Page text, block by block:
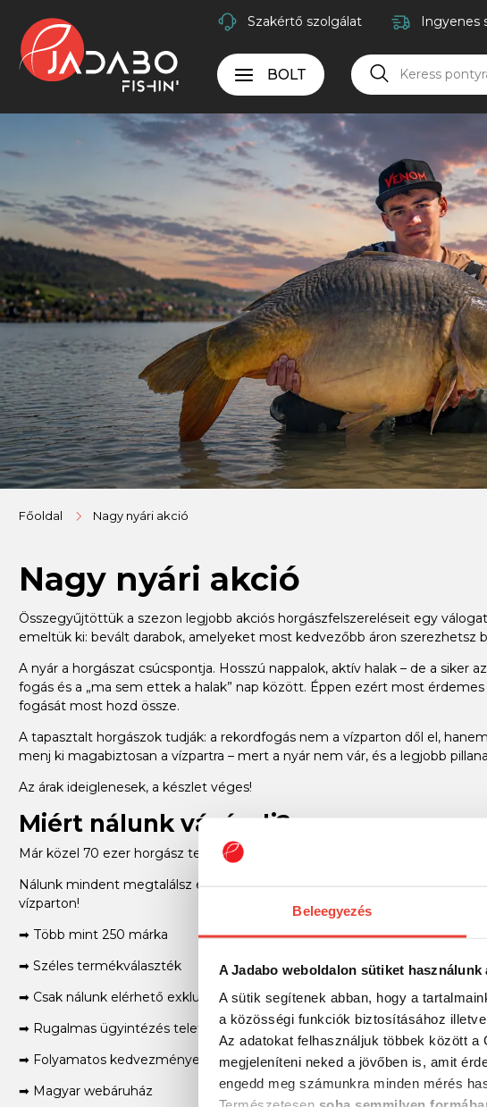
Beleegyezés
A Jadabo weboldalon sütiket
A sütik segítenek abban, hogy a
a közösségi funkciók biztosításához
Az adatokat felhasználjuk többek között a
megjeleníteni neked a jövőben is, amit
engedd meg számunkra minden mérés
Szakértő szolgálat Ingyenes
BOLT
Főoldal Nagy nyári akció
Nagy nyári akció
Összegyűjtöttük a szezon legjobb akciós horgászfelszereléseit egy
emeltük ki: bevált darabok, amelyeket most kedvezőbb áron szerezhetsz
A nyár a horgászat csúcspontja. Hosszú nappalok, aktív halak – de a
fogás és a „ma sem ettek a halak” nap között. Éppen ezért most
fogását most hozd össze.
A tapasztalt horgászok tudják: a rekordfogás nem a vízparton dől el,
menj ki magabiztosan a vízpartra – mert a nyár nem vár, és a legjobb
Az árak ideiglenesek, a készlet véges!
Miért nálunk vásárolj?
Már közel 70 ezer horgász termék a Jadabo webshopjában!
Nálunk mindent megtalálsz egy helyen: legyen szó feeder, pergető vagy
vízparton!
➡ Több mint 250 márka
➡ Széles termékválaszték
➡ Csak nálunk elérhető exkluzív termékek
➡ Rugalmas ügyintézés telefonon is
➡ Folyamatos kedvezmények, akciók
➡ Magyar webáruház